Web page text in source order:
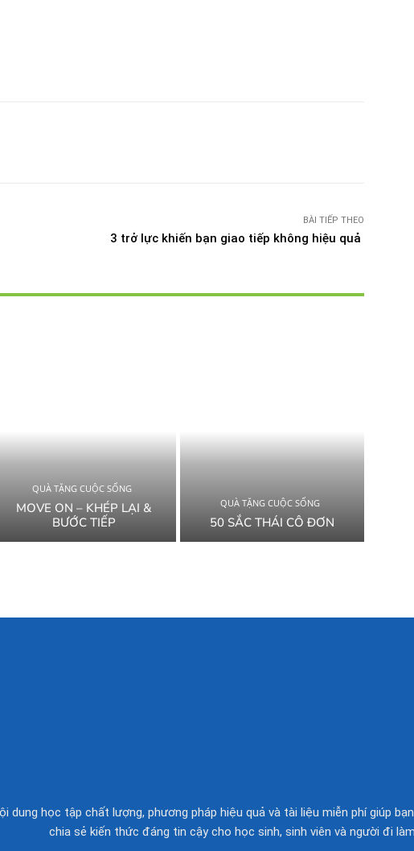
BÀI TIẾP THEO
3 trở lực khiến bạn giao tiếp không hiệu quả
QUÀ TẶNG CUỘC SỐNG
MOVE ON – KHÉP LẠI &
BƯỚC TIẾP
QUÀ TẶNG CUỘC SỐNG
50 SẮC THÁI CÔ ĐƠN
dung học tập chất lượng, phương pháp hiệu quả và tài liệu miễn phí giúp
chia sẻ kiến thức đáng tin cậy cho học sinh, sinh viên và người đi